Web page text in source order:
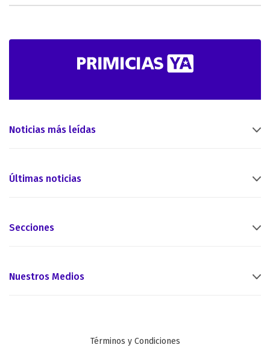
Noticias más leídas
Últimas noticias
Secciones
Nuestros Medios
Términos y Condiciones